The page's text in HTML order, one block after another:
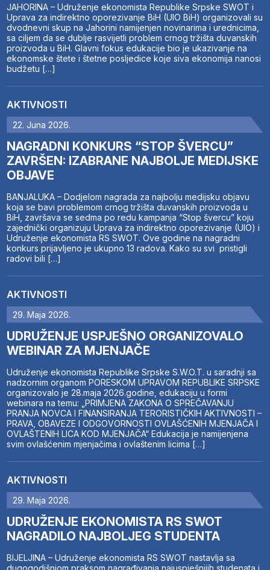
JAHORINA – Udruženje ekonomista Republike Srpske SWOT i
Uprava za indirektno oporezivanje BiH (UIO BiH) organizovali su
dvodnevni skup na Jahorini namijenjen novinarima i urednicima,
sa ciljem da se dublje rasvijetli problem crnog tržišta duvanskih
proizvoda u BiH. Glavni fokus edukacije bio je ukazivanje na
ekonomske štete i štetne posljedice koje siva ekonomija nanosi
budžetu […]
AKTIVNOSTI
22. Juna 2026.
NAGRADNI KONKURS “STOP ŠVERCU”
ZAVRŠEN: IZABRANE NAJBOLJE MEDIJSKE
OBJAVE
BANJALUKA – Dodjelom nagrada za najbolju medijsku objavu
koja se bavi problemom crnog tržišta duvanskih proizvoda u
BiH, završava se sedma po redu kampanja “Stop švercu” koju
zajednički organizuju Uprava za indirektno oporezivanje (UIO) i
Udruženje ekonomista RS SWOT. Ove godine na nagradni
konkurs prijavljeno je ukupno 13 radova. Kako su svi pristigli
radovi bili […]
AKTIVNOSTI
29. Maja 2026.
UDRUŽENJE USPJEŠNO ORGANIZOVALO
WEBINAR ZA MJENJAČE
Udruženje ekonomista Republike Srpske S.W.O.T. u saradnji sa
nadzornim organom PORESKOM UPRAVOM REPUBLIKE SRPSKE
organizovalo je 28.maja 2026.godine, edukaciju u formi
webinara na temu: „PRIMJENA ZAKONA O SPREČAVANJU
PRANJA NOVCA I FINANSIRANJA TERORISTIČKIH AKTIVNOSTI –
PRAVA, OBAVEZE I ODGOVORNOSTI OVLAŠĆENIH MJENJAČA I
OVLAŠTENIH LICA KOD MJENJAČA“ Edukacija je namijenjena
svim ovlašćenim mjenjačima i ovlaštenim licima […]
AKTIVNOSTI
29. Maja 2026.
UDRUŽENJE EKONOMISTA RS SWOT
NAGRADILO NAJBOLJEG STUDENTA
BIJELJINA – Udruženje ekonomista RS SWOT nastavlja sa
dugogodišnjom praksom nagrađivanja najuspješnijih studenata i